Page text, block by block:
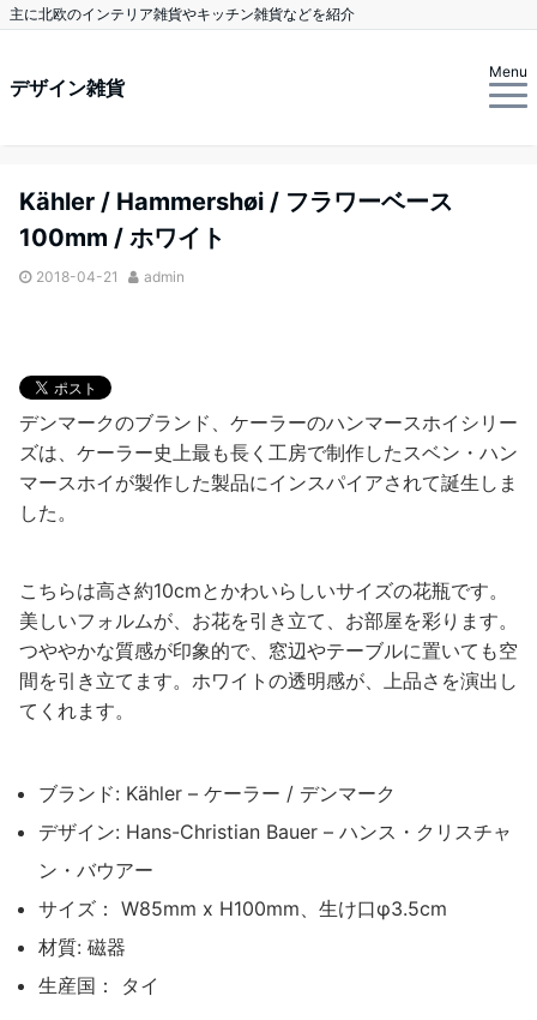
主に北欧のインテリア雑貨やキッチン雑貨などを紹介
デザイン雑貨
Menu
Kähler / Hammershøi / フラワーベース
100mm / ホワイト
2018-04-21 admin
デンマークのブランド、ケーラーのハンマースホイシリー
ズは、ケーラー史上最も長く工房で制作したスベン・ハン
マースホイが製作した製品にインスパイアされて誕生しま
した。
こちらは高さ約10cmとかわいらしいサイズの花瓶です。
美しいフォルムが、お花を引き立て、お部屋を彩ります。
つややかな質感が印象的で、窓辺やテーブルに置いても空
間を引き立てます。ホワイトの透明感が、上品さを演出し
てくれます。
ブランド: Kähler – ケーラー / デンマーク
デザイン: Hans-Christian Bauer – ハンス・クリスチャ
ン・バウアー
サイズ： W85mm x H100mm、生け口φ3.5cm
材質: 磁器
生産国： タイ